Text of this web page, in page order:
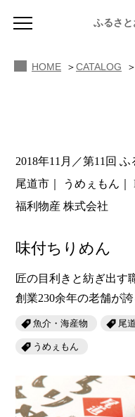
ふるさと
JR西日本グ
岡山
せとう
ふる
マップ・一覧から探
JR
HOME CATALOG
2018年11月／第11回
尾道市
うめぇもん
福利物産 株式会社
味付ちりめん
匠の目利きと紡ぎ出す
創業230余年の老舗が
魚介・海産物 尾
うめぇもん